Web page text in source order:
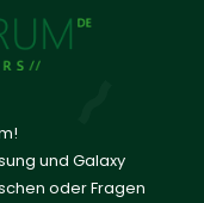
und Galaxy
oder Fragen